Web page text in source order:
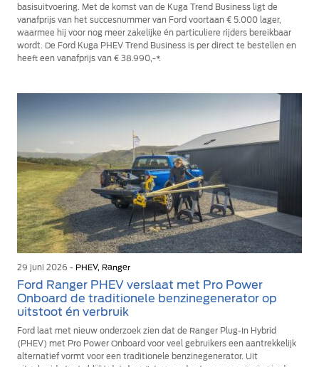
basisuitvoering. Met de komst van de Kuga Trend Business ligt de
vanafprijs van het succesnummer van Ford voortaan € 5.000 lager,
waarmee hij voor nog meer zakelijke én particuliere rijders bereikbaar
wordt. De Ford Kuga PHEV Trend Business is per direct te bestellen en
heeft een vanafprijs van € 38.990,-*.
29 juni 2026 - PHEV, Ranger
Ford Ranger PHEV verslaat met Pro Power
Onboard de traditionele benzinegenerator op
uitstoot én verbruik
Ford laat met nieuw onderzoek zien dat de Ranger Plug-In Hybrid
(PHEV) met Pro Power Onboard voor veel gebruikers een aantrekkelijk
alternatief vormt voor een traditionele benzinegenerator. Uit